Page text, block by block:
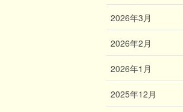
2026年3月
2026年2月
2026年1月
2025年12月